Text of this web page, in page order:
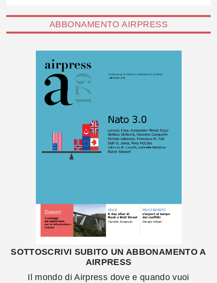
ABBONAMENTO AIRPRESS
SOTTOSCRIVI SUBITO UN ABBONAMENTO A
AIRPRESS
Il mondo di Airpress dove e quando vuoi